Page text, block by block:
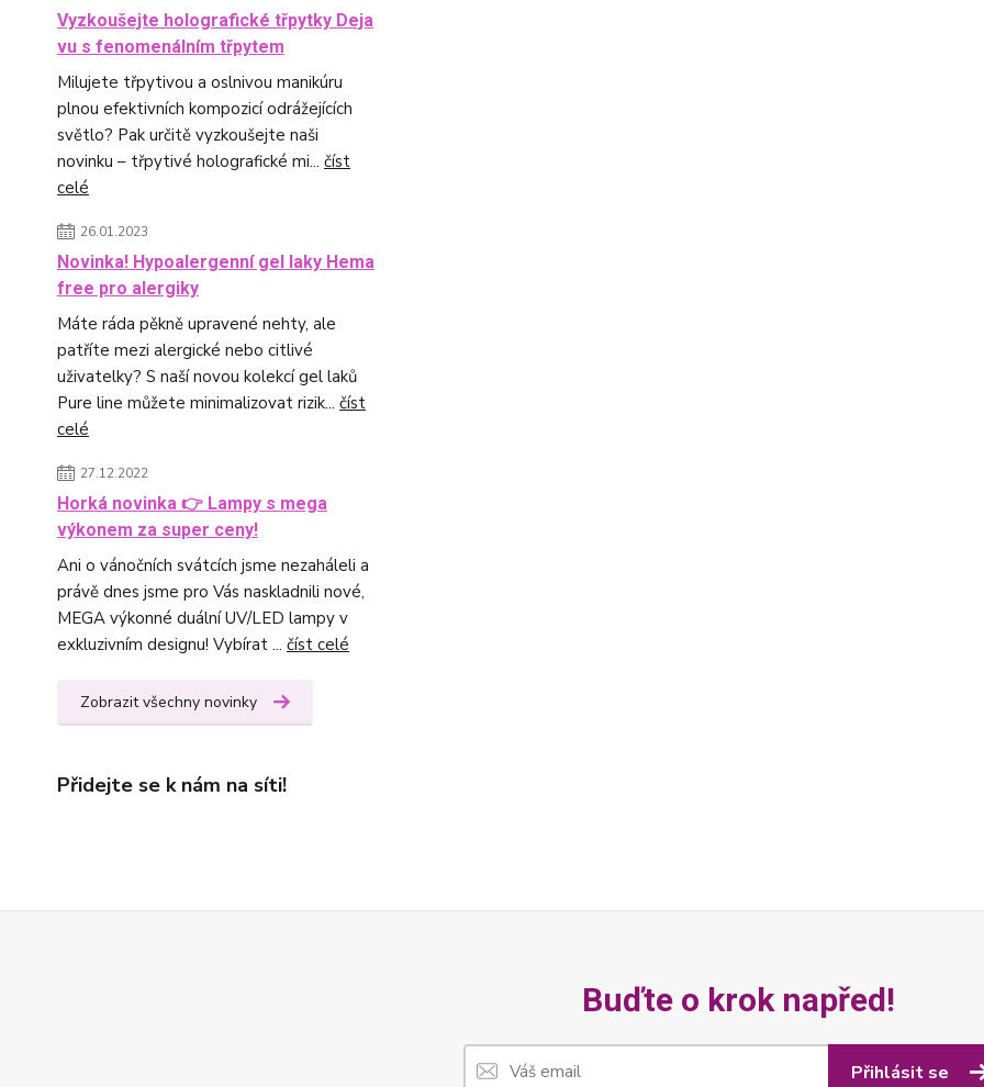
Vyzkoušejte holografické třpytky Deja
vu s fenomenálním třpytem
Milujete třpytivou a oslnivou manikúru
plnou efektivních kompozicí odrážejících
světlo? Pak určitě vyzkoušejte naši
novinku – třpytivé holografické mi... číst
celé
26.01.2023
Novinka! Hypoalergenní gel laky Hema
free pro alergiky
Máte ráda pěkně upravené nehty, ale
patříte mezi alergické nebo citlivé
uživatelky? S naší novou kolekcí gel laků
Pure line můžete minimalizovat rizik... číst
celé
27.12.2022
Horká novinka 👉 Lampy s mega
výkonem za super ceny!
Ani o vánočních svátcích jsme nezaháleli a
právě dnes jsme pro Vás naskladnili nové,
MEGA výkonné duální UV/LED lampy v
exkluzivním designu! Vybírat ... číst celé
Zobrazit všechny novinky
Přidejte se k nám na síti!
Buďte o krok napřed!
Přihlásit se